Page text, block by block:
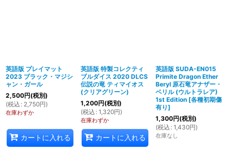
英語版 プレイマット
2023 ブラック・マジシ
ャン・ガール
2,500円(税別)
(税込 : 2,750円)
在庫わずか
カートに入れる
英語版 特製コレクティ
ブルダイス 2020 DLCS
伝説の竜 ティマイオス
(クリアグリーン)
1,200円(税別)
(税込 : 1,320円)
在庫わずか
カートに入れる
英語版 SUDA-EN015
Primite Dragon Ether
Beryl 原石竜アナザー・
ベリル (ウルトラレア)
1st Edition [各種初期傷
有り]
1,300円(税別)
(税込 : 1,430円)
在庫なし